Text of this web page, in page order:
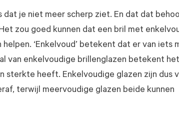
dat je niet meer scherp ziet. En dat dat
zou goed kunnen dat een bril met
helpen. ‘Enkelvoud’ betekent dat er van iets
van enkelvoudige brillenglazen betekent
sterkte heeft. Enkelvoudige glazen zijn dus
terwijl meervoudige glazen beide kunnen